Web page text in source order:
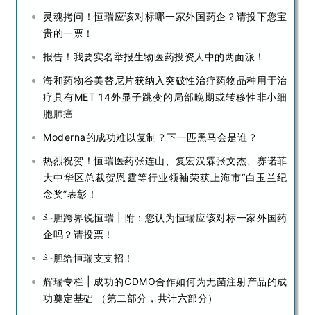
灵魂拷问！恒瑞应该对标哪一家外国药企？请投下您宝
贵的一票！
报告！我要实名举报生物医药投资人中的两面派！
海和药物谷美替尼片获纳入突破性治疗药物品种用于治
疗具有MET 14外显子跳变的局部晚期或转移性非小细
胞肺癌
Moderna的成功难以复制？下一匹黑马会是谁？
热烈祝贺！恒瑞医药张连山、复宏汉霖张文杰、赛诺菲
大中华区总裁贺恩霆等行业领袖荣获上海市“白玉兰纪
念奖”表彰！
斗胆跨界说恒瑞 | 附：您认为恒瑞应该对标一家外国药
企吗？请投票！
斗胆给恒瑞支支招！
辉瑞专栏 | 成功的CDMO合作如何为无菌注射产品的成
功奠定基础 （第二部分，共计六部分）